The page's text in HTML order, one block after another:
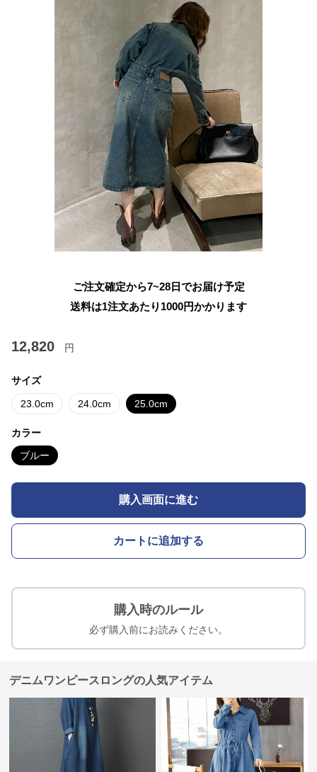
ご注文確定から7~28日でお届け予定
送料は1注文あたり 1000円かかります
12,820 円
サイズ
23.0cm 24.0cm 25.0cm
カラー
ブルー
購入画面に進む
カートに追加する
購入時のルール
必ず購入前にお読みください。
デニムワンピースロングの人気アイテム